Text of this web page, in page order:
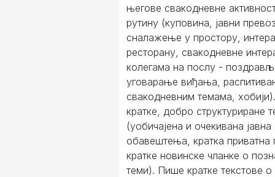
његове свакодневне
рутину (куповина, јавни
сналажење у простору,
ресторану, свакодневне
колегама на послу -
уговарање виђања,
свакодневним темама,
кратке, добро структуриране
(уобичајена и очекивана јавна
обавештења, кратка приватна
кратке новинске чланке о
теми). Пише кратке текстове о